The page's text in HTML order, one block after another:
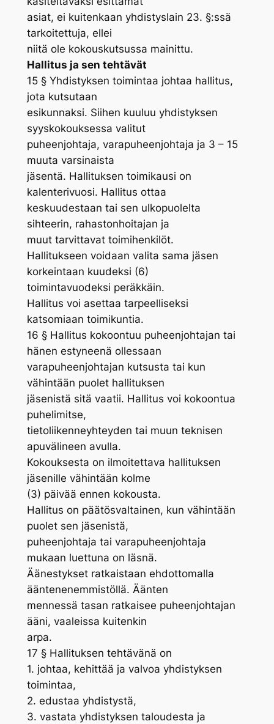
asiat, ei kuitenkaan yhdistyslain 23. §:ssä
tarkoitettuja, ellei
niitä ole kokouskutsussa mainittu.
Hallitus ja sen tehtävät
15 § Yhdistyksen toimintaa johtaa hallitus,
jota kutsutaan
esikunnaksi. Siihen kuuluu yhdistyksen
syyskokouksessa valitut
puheenjohtaja, varapuheenjohtaja ja 3 – 15
muuta varsinaista
jäsentä. Hallituksen toimikausi on
kalenterivuosi. Hallitus ottaa
keskuudestaan tai sen ulkopuolelta
sihteerin, rahastonhoitajan ja
muut tarvittavat toimihenkilöt.
Hallitukseen voidaan valita sama jäsen
korkeintaan kuudeksi (6)
toimintavuodeksi peräkkäin.
Hallitus voi asettaa tarpeelliseksi
katsomiaan toimikuntia.
16 § Hallitus kokoontuu puheenjohtajan tai
hänen estyneenä ollessaan
varapuheenjohtajan kutsusta tai kun
vähintään puolet hallituksen
jäsenistä sitä vaatii. Hallitus voi kokoontua
puhelimitse,
tietoliikenneyhteyden tai muun teknisen
apuvälineen avulla.
Kokouksesta on ilmoitettava hallituksen
jäsenille vähintään kolme
(3) päivää ennen kokousta.
Hallitus on päätösvaltainen, kun vähintään
puolet sen jäsenistä,
puheenjohtaja tai varapuheenjohtaja
mukaan luettuna on läsnä.
Äänestykset ratkaistaan ehdottomalla
ääntenenemmistöllä. Äänten
mennessä tasan ratkaisee puheenjohtajan
ääni, vaaleissa kuitenkin
arpa.
17 § Hallituksen tehtävänä on
1. johtaa, kehittää ja valvoa yhdistyksen
toimintaa,
2. edustaa yhdistystä,
3. vastata yhdistyksen taloudesta ja